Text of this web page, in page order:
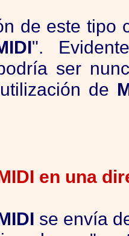
de este tipo
".
ser
de
en una
se envía